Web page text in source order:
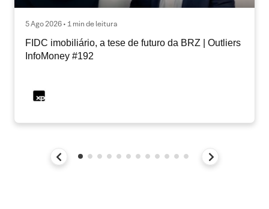
5 Ago 2026 • 1 min de leitura
FIDC imobiliário, a tese de futuro da BRZ | Outliers
InfoMoney #192